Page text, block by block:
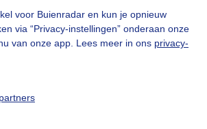
voor Buienradar en kun je opnieuw
via “Privacy-instellingen” onderaan onze
van onze app. Lees meer in ons privacy-